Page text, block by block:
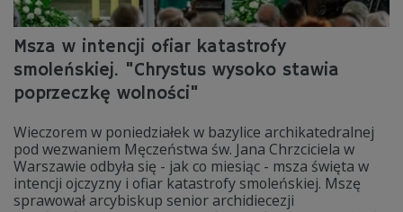
Msza w intencji ofiar katastrofy
smoleńskiej. "Chrystus wysoko stawia
poprzeczkę wolności"
Wieczorem w poniedziałek w bazylice archikatedralnej
pod wezwaniem Męczeństwa św. Jana Chrzciciela w
Warszawie odbyła się - jak co miesiąc - msza święta w
intencji ojczyzny i ofiar katastrofy smoleńskiej. Mszę
sprawował arcybiskup senior archidiecezji